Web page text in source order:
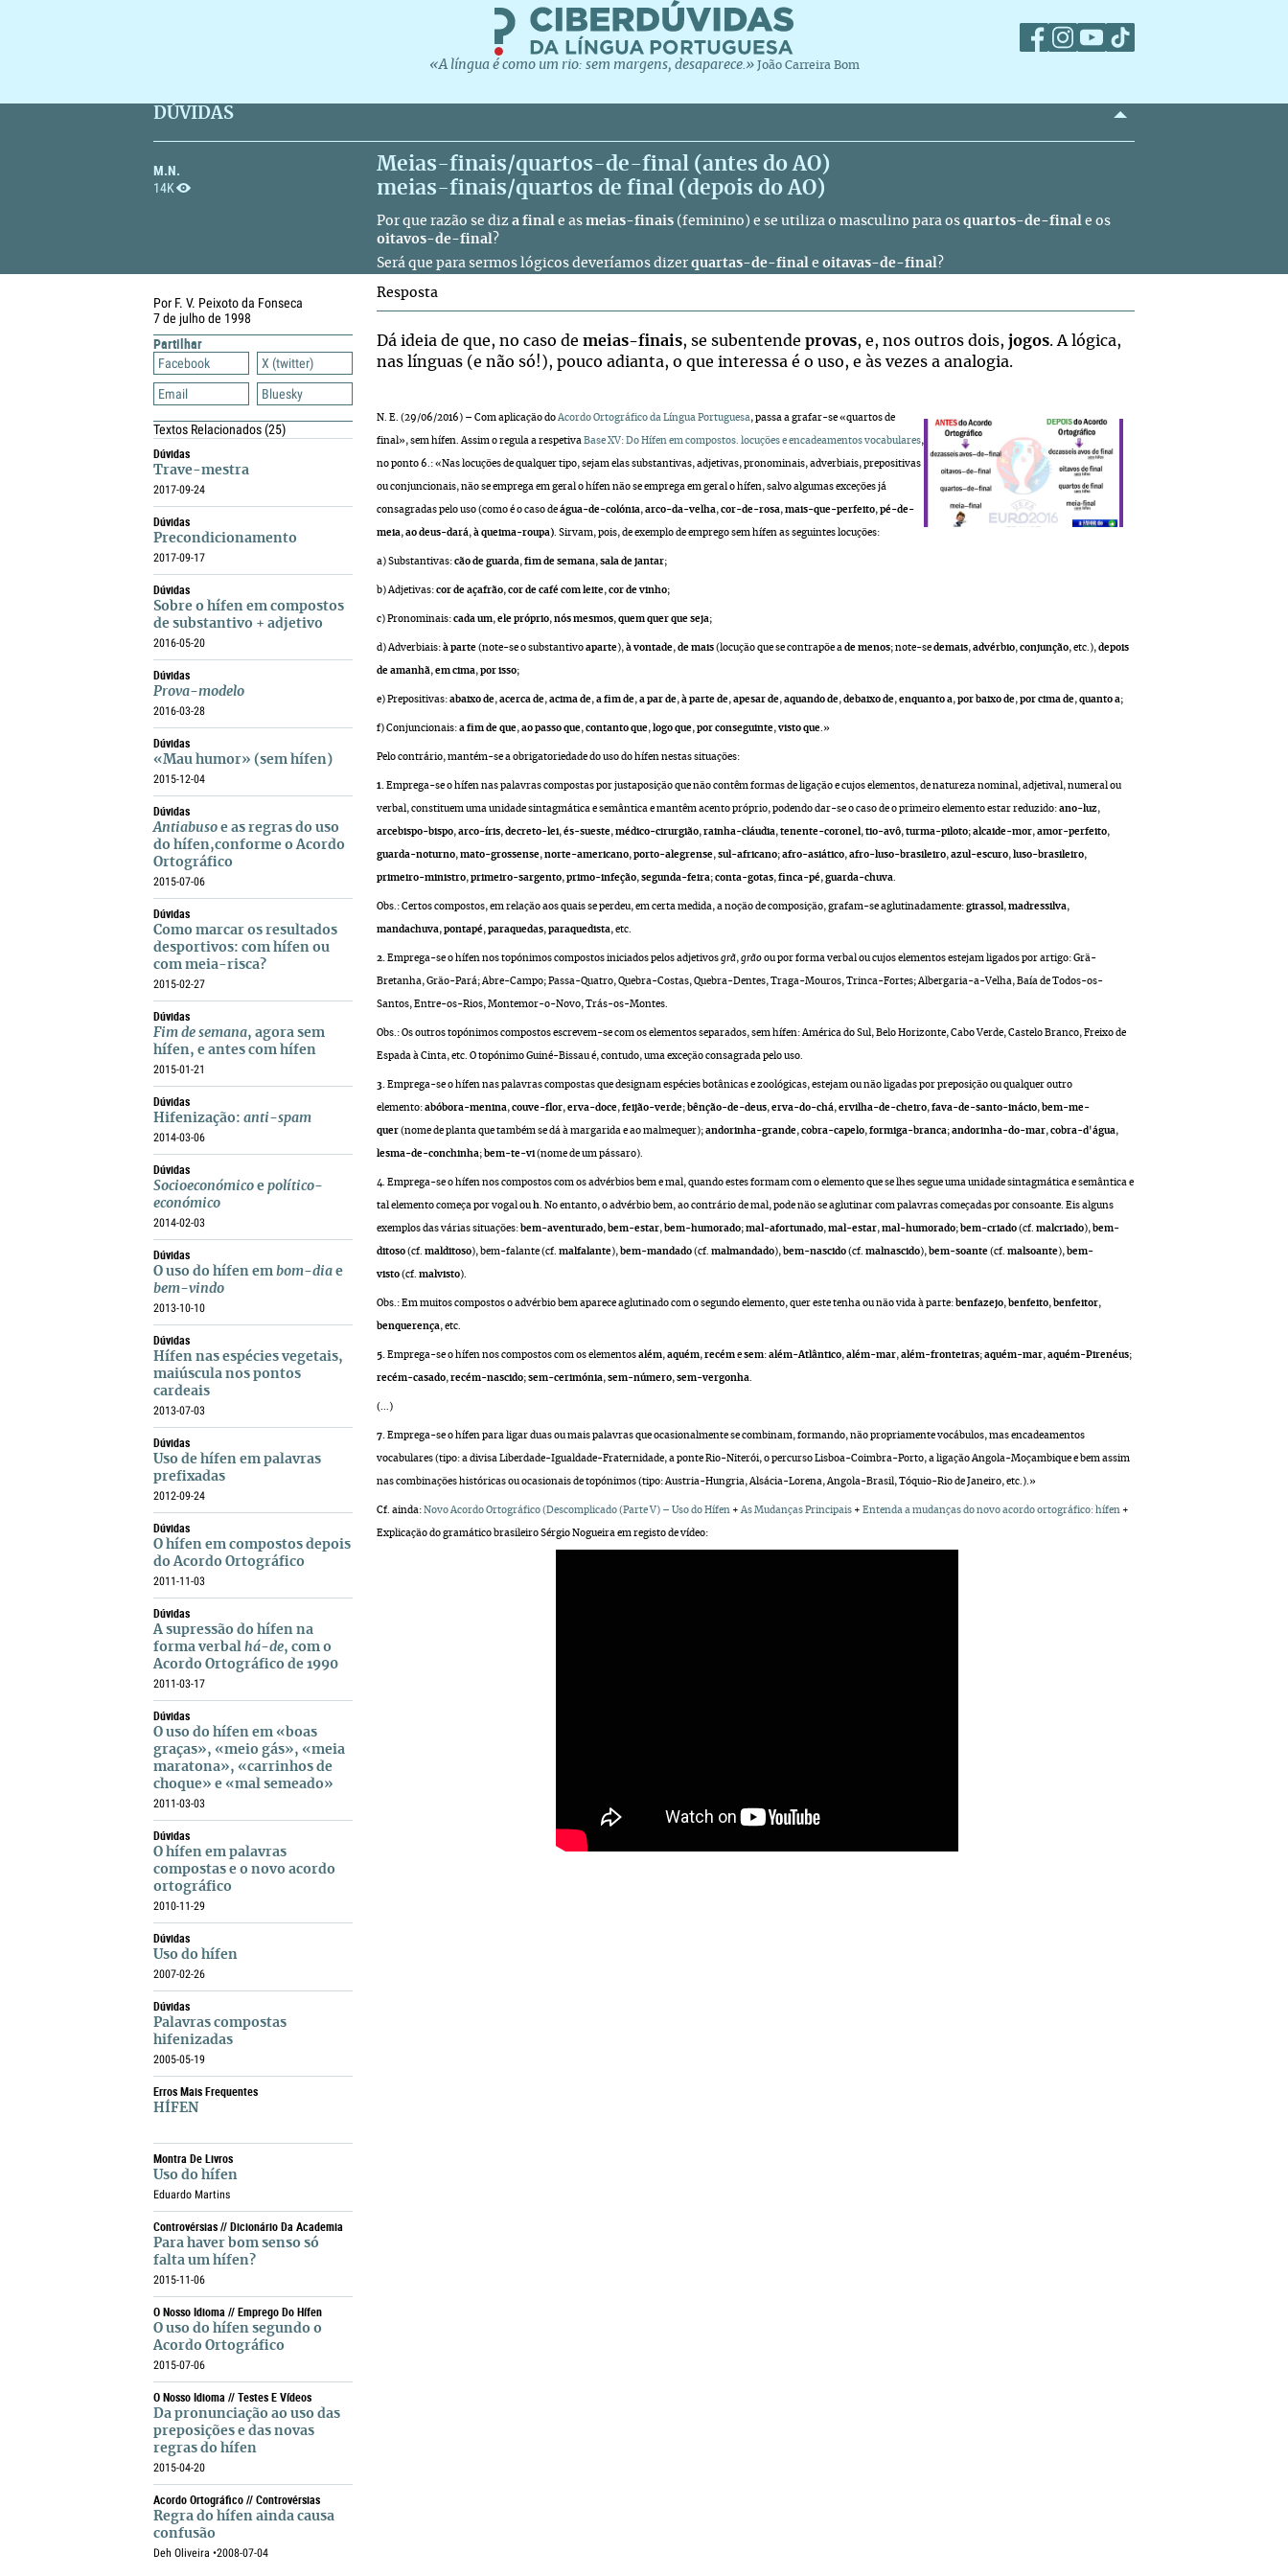
«A língua é como um rio: sem margens, desaparece.» João Carreira Bom
DÚVIDAS
M.N.
14K
Meias-finais/quartos-de-final (antes do AO)
meias-finais/quartos de final (depois do AO)
Por que razão se diz a final e as meias-finais (feminino) e se utiliza o masculino para os quartos-de-final e os
oitavos-de-final?
Será que para sermos lógicos deveríamos dizer quartas-de-final e oitavas-de-final?
Por F. V. Peixoto da Fonseca
7 de julho de 1998
Partilhar
Facebook
X (twitter)
Email
Bluesky
Textos Relacionados(25)
Dúvidas
Trave-mestra
2017-09-24
Dúvidas
Precondicionamento
2017-09-17
Dúvidas
Sobre o hífen em compostos
de substantivo + adjetivo
2016-05-20
Dúvidas
Prova-modelo
2016-03-28
Dúvidas
«Mau humor» (sem hífen)
2015-12-04
Dúvidas
Antiabuso e as regras do uso
do hífen,conforme o Acordo
Ortográfico
2015-07-06
Dúvidas
Como marcar os resultados
desportivos: com hífen ou
com meia-risca?
2015-02-27
Dúvidas
Fim de semana, agora sem
hífen, e antes com hífen
2015-01-21
Dúvidas
Hifenização: anti-spam
2014-03-06
Dúvidas
Socioeconómico e político-
económico
2014-02-03
Dúvidas
O uso do hífen em bom-dia e
bem-vindo
2013-10-10
Dúvidas
Hífen nas espécies vegetais,
maiúscula nos pontos
cardeais
2013-07-03
Dúvidas
Uso de hífen em palavras
prefixadas
2012-09-24
Dúvidas
O hífen em compostos depois
do Acordo Ortográfico
2011-11-03
Dúvidas
A supressão do hífen na
forma verbal há-de, com o
Acordo Ortográfico de 1990
2011-03-17
Dúvidas
O uso do hífen em «boas
graças», «meio gás», «meia
maratona», «carrinhos de
choque» e «mal semeado»
2011-03-03
Dúvidas
O hífen em palavras
compostas e o novo acordo
ortográfico
2010-11-29
Dúvidas
Uso do hífen
2007-02-26
Dúvidas
Palavras compostas
hifenizadas
2005-05-19
Erros Mais Frequentes
HÍFEN
Montra De Livros
Uso do hífen
Eduardo Martins
Controvérsias // Dicionário Da Academia
Para haver bom senso só
falta um hífen?
2015-11-06
O Nosso Idioma // Emprego Do Hífen
O uso do hífen segundo o
Acordo Ortográfico
2015-07-06
O Nosso Idioma // Testes E Vídeos
Da pronunciação ao uso das
preposições e das novas
regras do hífen
2015-04-20
Acordo Ortográfico // Controvérsias
Regra do hífen ainda causa
confusão
Deh Oliveira •2008-07-04
Resposta
Dá ideia de que, no caso de meias-finais, se subentende provas, e, nos outros dois, jogos. A lógica,
nas línguas (e não só!), pouco adianta, o que interessa é o uso, e às vezes a analogia.
N. E. (29/06/2016) – Com aplicação do Acordo Ortográfico da Língua Portuguesa, passa a grafar-se «quartos de
final», sem hífen. Assim o regula a respetiva Base XV: Do Hífen em compostos. locuções e encadeamentos vocabulares,
no ponto 6.: «Nas locuções de qualquer tipo, sejam elas substantivas, adjetivas, pronominais, adverbiais, prepositivas
ou conjuncionais, não se emprega em geral o hífen não se emprega em geral o hífen, salvo algumas exceções já
consagradas pelo uso (como é o caso de água-de-colónia, arco-da-velha, cor-de-rosa, mais-que-perfeito, pé-de-
meia, ao deus-dará, à queima-roupa). Sirvam, pois, de exemplo de emprego sem hífen as seguintes locuções:
a) Substantivas: cão de guarda, fim de semana, sala de jantar;
b) Adjetivas: cor de açafrão, cor de café com leite, cor de vinho;
c) Pronominais: cada um, ele próprio, nós mesmos, quem quer que seja;
d) Adverbiais: à parte (note-se o substantivo aparte), à vontade, de mais (locução que se contrapõe a de menos; note-se demais, advérbio, conjunção, etc.), depois
de amanhã, em cima, por isso;
e) Prepositivas: abaixo de, acerca de, acima de, a fim de, a par de, à parte de, apesar de, aquando de, debaixo de, enquanto a, por baixo de, por cima de, quanto a;
f) Conjuncionais: a fim de que, ao passo que, contanto que, logo que, por conseguinte, visto que.»
Pelo contrário, mantém-se a obrigatoriedade do uso do hífen nestas situações:
1. Emprega-se o hífen nas palavras compostas por justaposição que não contêm formas de ligação e cujos elementos, de natureza nominal, adjetival, numeral ou
verbal, constituem uma unidade sintagmática e semântica e mantêm acento próprio, podendo dar-se o caso de o primeiro elemento estar reduzido: ano-luz,
arcebispo-bispo, arco-íris, decreto-lei, és-sueste, médico-cirurgião, rainha-cláudia, tenente-coronel, tio-avô, turma-piloto; alcaide-mor, amor-perfeito,
guarda-noturno, mato-grossense, norte-americano, porto-alegrense, sul-africano; afro-asiático, afro-luso-brasileiro, azul-escuro, luso-brasileiro,
primeiro-ministro, primeiro-sargento, primo-infeção, segunda-feira; conta-gotas, finca-pé, guarda-chuva.
Obs.: Certos compostos, em relação aos quais se perdeu, em certa medida, a noção de composição, grafam-se aglutinadamente: girassol, madressilva,
mandachuva, pontapé, paraquedas, paraquedista, etc.
2. Emprega-se o hífen nos topónimos compostos iniciados pelos adjetivos grã, grão ou por forma verbal ou cujos elementos estejam ligados por artigo: Grã-
Bretanha, Grão-Pará; Abre-Campo; Passa-Quatro, Quebra-Costas, Quebra-Dentes, Traga-Mouros, Trinca-Fortes; Albergaria-a-Velha, Baía de Todos-os-
Santos, Entre-os-Rios, Montemor-o-Novo, Trás-os-Montes.
Obs.: Os outros topónimos compostos escrevem-se com os elementos separados, sem hífen: América do Sul, Belo Horizonte, Cabo Verde, Castelo Branco, Freixo de
Espada à Cinta, etc. O topónimo Guiné-Bissau é, contudo, uma exceção consagrada pelo uso.
3. Emprega-se o hífen nas palavras compostas que designam espécies botânicas e zoológicas, estejam ou não ligadas por preposição ou qualquer outro
elemento: abóbora-menina, couve-flor, erva-doce, feijão-verde; bênção-de-deus, erva-do-chá, ervilha-de-cheiro, fava-de-santo-inácio, bem-me-
quer (nome de planta que também se dá à margarida e ao malmequer); andorinha-grande, cobra-capelo, formiga-branca; andorinha-do-mar, cobra-d'água,
lesma-de-conchinha; bem-te-vi(nome de um pássaro).
4. Emprega-se o hífen nos compostos com os advérbios bem e mal, quando estes formam com o elemento que se lhes segue uma unidade sintagmática e semântica e
tal elemento começa por vogal ou h. No entanto, o advérbio bem, ao contrário de mal, pode não se aglutinar com palavras começadas por consoante. Eis alguns
exemplos das várias situações: bem-aventurado, bem-estar, bem-humorado; mal-afortunado, mal-estar, mal-humorado; bem-criado (cf. malcriado), bem-
ditoso (cf. malditoso), bem-falante (cf. malfalante), bem-mandado (cf. malmandado), bem-nascido (cf. malnascido), bem-soante (cf. malsoante), bem-
visto (cf. malvisto).
Obs.: Em muitos compostos o advérbio bem aparece aglutinado com o segundo elemento, quer este tenha ou não vida à parte: benfazejo, benfeito, benfeitor,
benquerença, etc.
5. Emprega-se o hífen nos compostos com os elementos além, aquém, recém e sem: além-Atlântico, além-mar, além-fronteiras; aquém-mar, aquém-Pirenéus;
recém-casado, recém-nascido; sem-cerimónia, sem-número, sem-vergonha.
(...)
7. Emprega-se o hífen para ligar duas ou mais palavras que ocasionalmente se combinam, formando, não propriamente vocábulos, mas encadeamentos
vocabulares (tipo: a divisa Liberdade-Igualdade-Fraternidade, a ponte Rio-Niterói, o percurso Lisboa-Coimbra-Porto, a ligação Angola-Moçambique e bem assim
nas combinações históricas ou ocasionais de topónimos (tipo: Austria-Hungria, Alsácia-Lorena, Angola-Brasil, Tóquio-Rio de Janeiro, etc.).»
Cf. ainda: Novo Acordo Ortográfico (Descomplicado (Parte V) – Uso do Hífen + As Mudanças Principais + Entenda a mudanças do novo acordo ortográfico: hífen +
Explicação do gramático brasileiro Sérgio Nogueira em registo de vídeo: